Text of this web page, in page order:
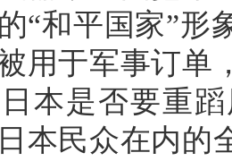
“和平国家”
用于军事订单
本是否要重
本民众在内的